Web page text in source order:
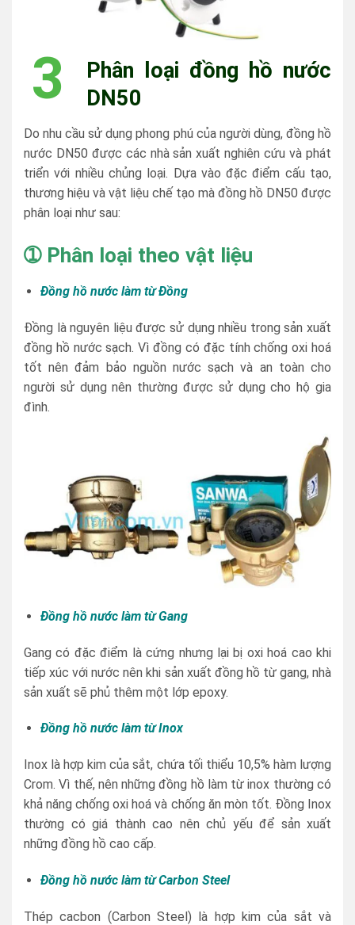
3
Phân loại đồng hồ nước
DN50
Do nhu cầu sử dụng phong phú của người dùng, đồng hồ
nước DN50 được các nhà sản xuất nghiên cứu và phát
triển với nhiều chủng loại. Dựa vào đặc điểm cấu tạo,
thương hiệu và vật liệu chế tạo mà đồng hồ DN50 được
phân loại như sau:
➀ Phân loại theo vật liệu
Đồng hồ nước làm từ Đồng
Đồng là nguyên liệu được sử dụng nhiều trong sản xuất
đồng hồ nước sạch. Vì đồng có đặc tính chống oxi hoá
tốt nên đảm bảo nguồn nước sạch và an toàn cho
người sử dụng nên thường được sử dụng cho hộ gia
đình.
Đồng hồ nước làm từ Gang
Gang có đặc điểm là cứng nhưng lại bị oxi hoá cao khi
tiếp xúc với nước nên khi sản xuất đồng hồ từ gang, nhà
sản xuất sẽ phủ thêm một lớp epoxy.
Đồng hồ nước làm từ Inox
Inox là hợp kim của sắt, chứa tối thiểu 10,5% hàm lượng
Crom. Vì thế, nên những đồng hồ làm từ inox thường có
khả năng chống oxi hoá và chống ăn mòn tốt. Đồng Inox
thường có giá thành cao nên chủ yếu để sản xuất
những đồng hồ cao cấp.
Đồng hồ nước làm từ Carbon Steel
Thép cacbon (Carbon Steel) là hợp kim của sắt và